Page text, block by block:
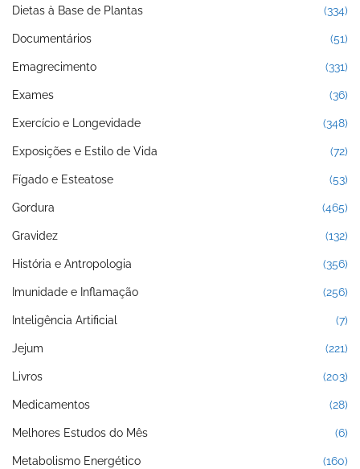
Dietas à Base de Plantas (334)
Documentários (51)
Emagrecimento (331)
Exames (36)
Exercício e Longevidade (348)
Exposições e Estilo de Vida (72)
Fígado e Esteatose (53)
Gordura (465)
Gravidez (132)
História e Antropologia (356)
Imunidade e Inflamação (256)
Inteligência Artificial (7)
Jejum (221)
Livros (203)
Medicamentos (28)
Melhores Estudos do Mês (6)
Metabolismo Energético (160)